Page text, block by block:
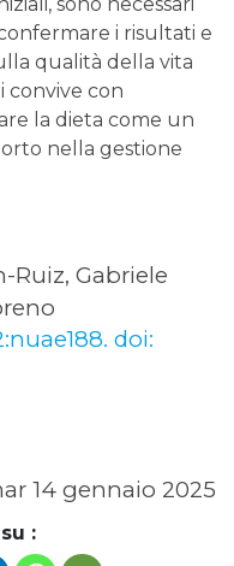
i risultati e
qualità della vita
convive con
la dieta come un
nella gestione
Ruiz, Gabriele
doi:
14 gennaio 2025
: